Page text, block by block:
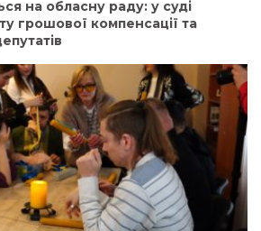
на обласну раду: у суді
грошової компенсації та